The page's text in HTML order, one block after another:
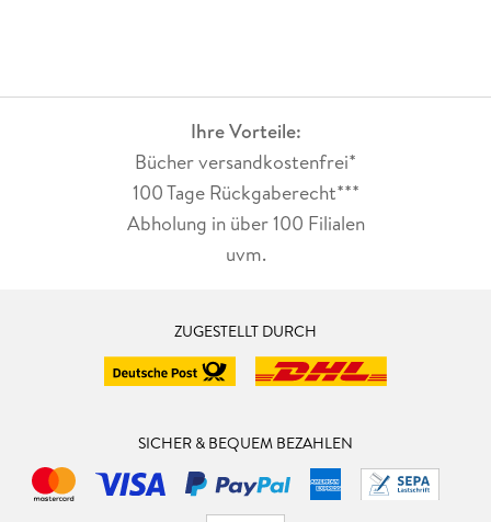
Ihre Vorteile:
Bücher versandkostenfrei*
100 Tage Rückgaberecht***
Abholung in über 100 Filialen
uvm.
ZUGESTELLT DURCH
SICHER & BEQUEM BEZAHLEN